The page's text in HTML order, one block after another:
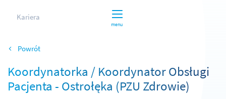
menu
Kariera
Powrót
Koordynatorka / Koordynator Obsługi
Pacjenta - Ostrołęka (PZU Zdrowie)